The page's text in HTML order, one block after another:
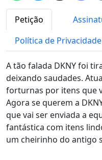
Petição
Política de Privacidade
A tão falada DKNY foi
deixando saudades.
forturnas por itens que
Agora se querem a
que vai ser enviada a
fantástica com itens
um cheirinho do antigo